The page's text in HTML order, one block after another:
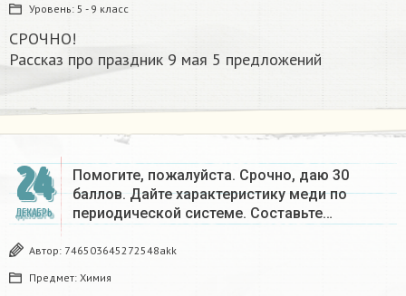
Уровень: 5 - 9 класс
СРОЧНО!
Рассказ про праздник 9 мая 5 предложений
24
ДЕКАБРЬ
Помогите, пожалуйста. Срочно, даю 30
баллов. Дайте характеристику меди по
периодической системе. Составьте…
Автор: 746503645272548akk
Предмет: Химия